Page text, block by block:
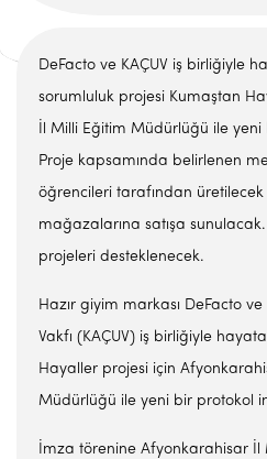
DeFacto ve KAÇUV iş birliğiyle
sorumluluk projesi Kumaştan
İl Milli Eğitim Müdürlüğü ile yeni
Proje kapsamında belirlenen
öğrencileri tarafından
mağazalarına satışa
projeleri desteklenecek.
Hazır giyim markası DeFacto
Vakfı (KAÇUV) iş birliğiyle
Hayaller projesi için
Müdürlüğü ile yeni bir protokol
İmza törenine Afyonkarahisar